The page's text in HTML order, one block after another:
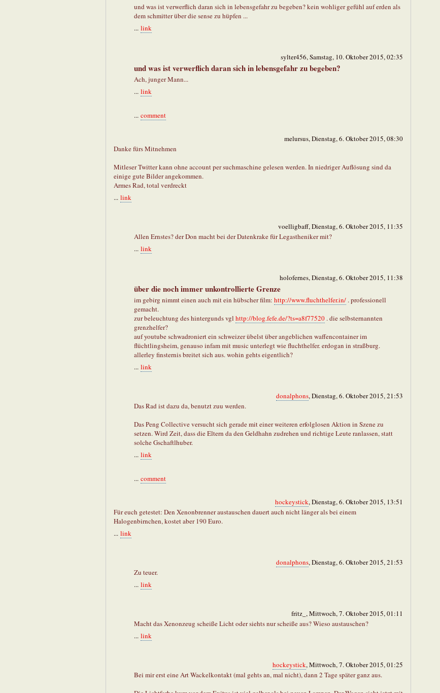
und was ist verwerflich daran sich in lebensgefahr zu begeben? kein wohliger gefühl auf erden als
dem schmitter über die sense zu hüpfen ...
... link
sylter456, Samstag, 10. Oktober 2015, 02:35
und was ist verwerflich daran sich in lebensgefahr zu begeben?
Ach, junger Mann...
... link
... comment
melursus, Dienstag, 6. Oktober 2015, 08:30
Danke fürs Mitnehmen
Mitleser Twitter kann ohne account per suchmaschine gelesen werden. In niedriger Auflösung sind da
einige gute Bilder angekommen.
Armes Rad, total verdreckt
... link
voelligbaff, Dienstag, 6. Oktober 2015, 11:35
Allen Ernstes? der Don macht bei der Datenkrake für Legastheniker mit?
... link
holofernes, Dienstag, 6. Oktober 2015, 11:38
über die noch immer unkontrollierte Grenze
im gebirg nimmt einen auch mit ein hübscher film: http://www.fluchthelfer.in/ . professionell
gemacht.
zur beleuchtung des hintergunds vgl http://blog.fefe.de/?ts=a8f77520 . die selbsternannten
grenzhelfer?
auf youtube schwadroniert ein schweizer übelst über angeblichen waffencontainer im
flüchtlingsheim, genauso infam mit music unterlegt wie fluchthelfer. erdogan in straßburg.
allerley finsternis breitet sich aus. wohin gehts eigentlich?
... link
donalphons, Dienstag, 6. Oktober 2015, 21:53
Das Rad ist dazu da, benutzt zuu werden.
Das Peng Collective versucht sich gerade mit einer weiteren erfolglosen Aktion in Szene zu
setzen. Wird Zeit, dass die Eltern da den Geldhahn zudrehen und richtige Leute ranlassen, statt
solche Gschaftlhuber.
... link
... comment
hockeystick, Dienstag, 6. Oktober 2015, 13:51
Für euch getestet: Den Xenonbrenner austauschen dauert auch nicht länger als bei einem
Halogenbirnchen, kostet aber 190 Euro.
... link
donalphons, Dienstag, 6. Oktober 2015, 21:53
Zu teuer.
... link
fritz_, Mittwoch, 7. Oktober 2015, 01:11
Macht das Xenonzeug scheiße Licht oder siehts nur scheiße aus? Wieso austauschen?
... link
hockeystick, Mittwoch, 7. Oktober 2015, 01:25
Bei mir erst eine Art Wackelkontakt (mal gehts an, mal nicht), dann 2 Tage später ganz aus.